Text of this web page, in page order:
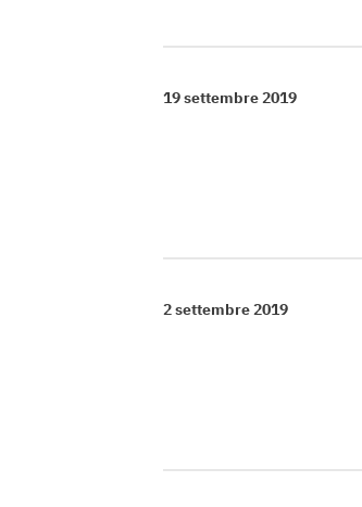
19 settembre 2019
2 settembre 2019